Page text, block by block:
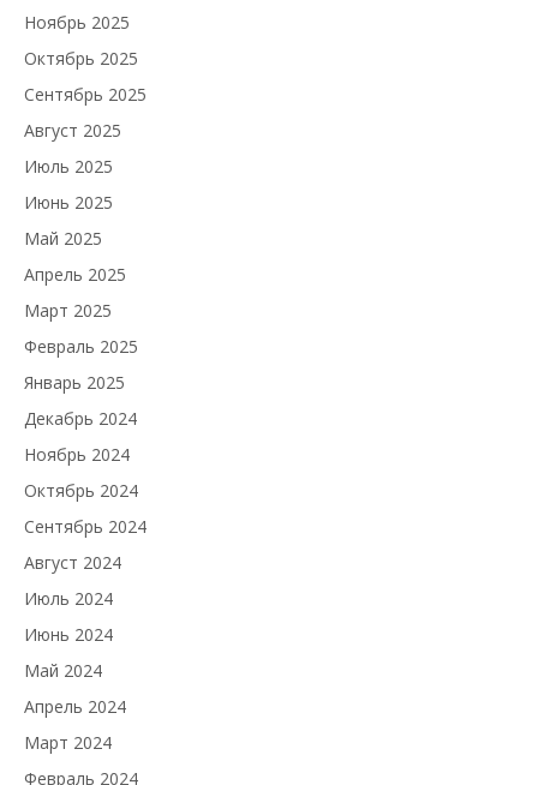
Ноябрь 2025
Октябрь 2025
Сентябрь 2025
Август 2025
Июль 2025
Июнь 2025
Май 2025
Апрель 2025
Март 2025
Февраль 2025
Январь 2025
Декабрь 2024
Ноябрь 2024
Октябрь 2024
Сентябрь 2024
Август 2024
Июль 2024
Июнь 2024
Май 2024
Апрель 2024
Март 2024
Февраль 2024